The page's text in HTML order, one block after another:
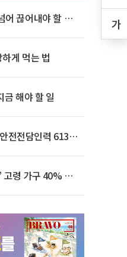
가
어 끊어내야 할 사
게 먹는 법
금 해야 할 일
전전담인력 613명
고령 가구 40% 노